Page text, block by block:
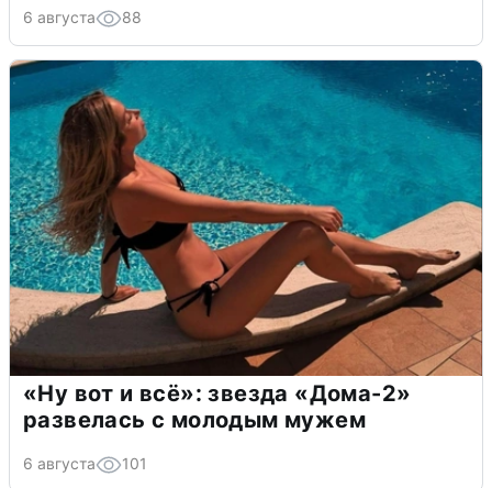
6 августа 88
«Ну вот и всё»: звезда «Дома-2»
развелась с молодым мужем
6 августа 101